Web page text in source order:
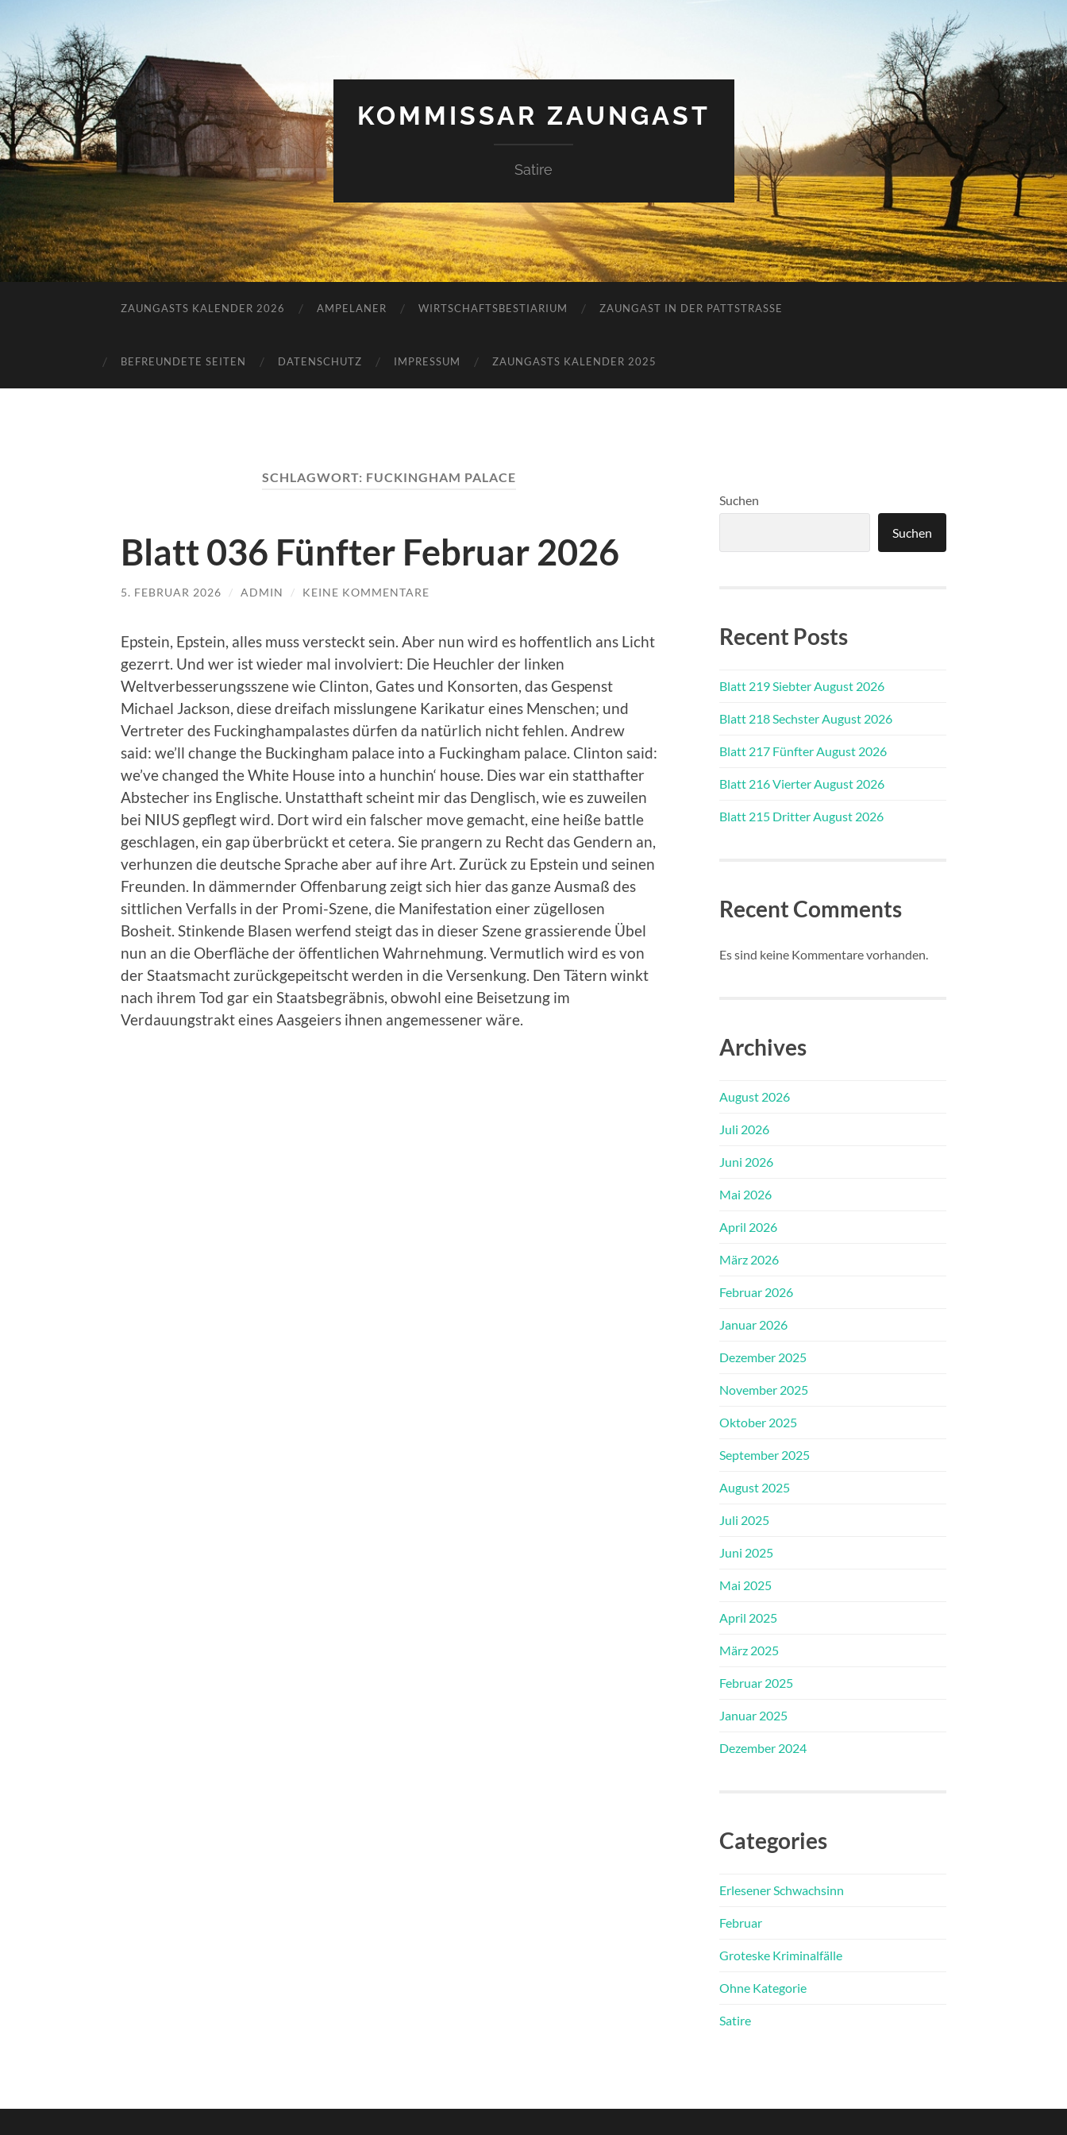
KOMMISSAR ZAUNGAST
Satire
ZAUNGASTS KALENDER 2026 AMPELANER WIRTSCHAFTSBESTIARIUM ZAUNGAST IN DER PATTSTRASSE
BEFREUNDETE SEITEN DATENSCHUTZ IMPRESSUM ZAUNGASTS KALENDER 2025
SCHLAGWORT: FUCKINGHAM PALACE
Blatt 036 Fünfter Februar 2026
5. FEBRUAR 2026 / ADMIN / KEINE KOMMENTARE
Epstein, Epstein, alles muss versteckt sein. Aber nun wird es hoffentlich ans Licht
gezerrt. Und wer ist wieder mal involviert: Die Heuchler der linken
Weltverbesserungsszene wie Clinton, Gates und Konsorten, das Gespenst
Michael Jackson, diese dreifach misslungene Karikatur eines Menschen; und
Vertreter des Fuckinghampalastes dürfen da natürlich nicht fehlen. Andrew
said: we’ll change the Buckingham palace into a Fuckingham palace. Clinton said:
we’ve changed the White House into a hunchin‘ house. Dies war ein statthafter
Abstecher ins Englische. Unstatthaft scheint mir das Denglisch, wie es zuweilen
bei NIUS gepflegt wird. Dort wird ein falscher move gemacht, eine heiße battle
geschlagen, ein gap überbrückt et cetera. Sie prangern zu Recht das Gendern an,
verhunzen die deutsche Sprache aber auf ihre Art. Zurück zu Epstein und seinen
Freunden. In dämmernder Offenbarung zeigt sich hier das ganze Ausmaß des
sittlichen Verfalls in der Promi-Szene, die Manifestation einer zügellosen
Bosheit. Stinkende Blasen werfend steigt das in dieser Szene grassierende Übel
nun an die Oberfläche der öffentlichen Wahrnehmung. Vermutlich wird es von
der Staatsmacht zurückgepeitscht werden in die Versenkung. Den Tätern winkt
nach ihrem Tod gar ein Staatsbegräbnis, obwohl eine Beisetzung im
Verdauungstrakt eines Aasgeiers ihnen angemessener wäre.
Suchen
Suchen
Recent Posts
Blatt 219 Siebter August 2026
Blatt 218 Sechster August 2026
Blatt 217 Fünfter August 2026
Blatt 216 Vierter August 2026
Blatt 215 Dritter August 2026
Recent Comments
Es sind keine Kommentare vorhanden.
Archives
August 2026
Juli 2026
Juni 2026
Mai 2026
April 2026
März 2026
Februar 2026
Januar 2026
Dezember 2025
November 2025
Oktober 2025
September 2025
August 2025
Juli 2025
Juni 2025
Mai 2025
April 2025
März 2025
Februar 2025
Januar 2025
Dezember 2024
Categories
Erlesener Schwachsinn
Februar
Groteske Kriminalfälle
Ohne Kategorie
Satire